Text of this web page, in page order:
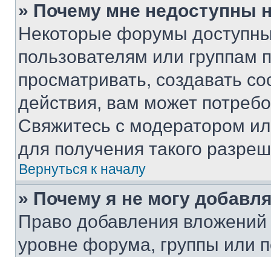
» Почему мне недоступны
Некоторые форумы
пользователям или группам
просматривать, создавать
действия, вам может
Свяжитесь с модератором
для получения такого
Вернуться к началу
» Почему я не могу
Право добавления
уровне форума, группы или